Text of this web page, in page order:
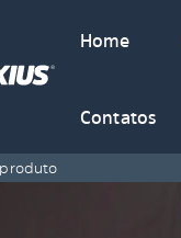
Home
Contatos